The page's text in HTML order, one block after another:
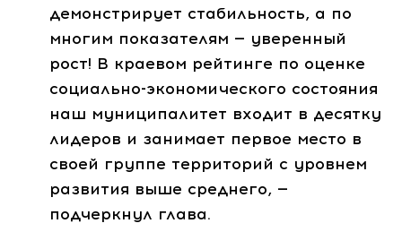
демонстрирует стабильность, а по
многим показателям — уверенный
рост! В краевом рейтинге по оценке
социально-экономического состояния
наш муниципалитет входит в десятку
лидеров и занимает первое место в
своей группе территорий с уровнем
развития выше среднего, —
подчеркнул глава.